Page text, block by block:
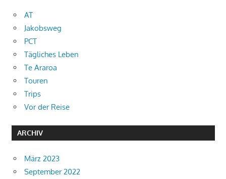
AT
Jakobsweg
PCT
Tägliches Leben
Te Araroa
Touren
Trips
Vor der Reise
ARCHIV
März 2023
September 2022